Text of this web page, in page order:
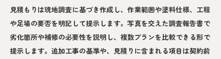
見積もりは現地調査に基づき作成し、作業範囲や塗料仕様、工程
や足場の要否を明記して提示します。写真を交えた調査報告書で
劣化箇所や補修の必要性を説明し、複数プランを比較できる形で
提示します。追加工事の基準や、見積りに含まれる項目は契約前